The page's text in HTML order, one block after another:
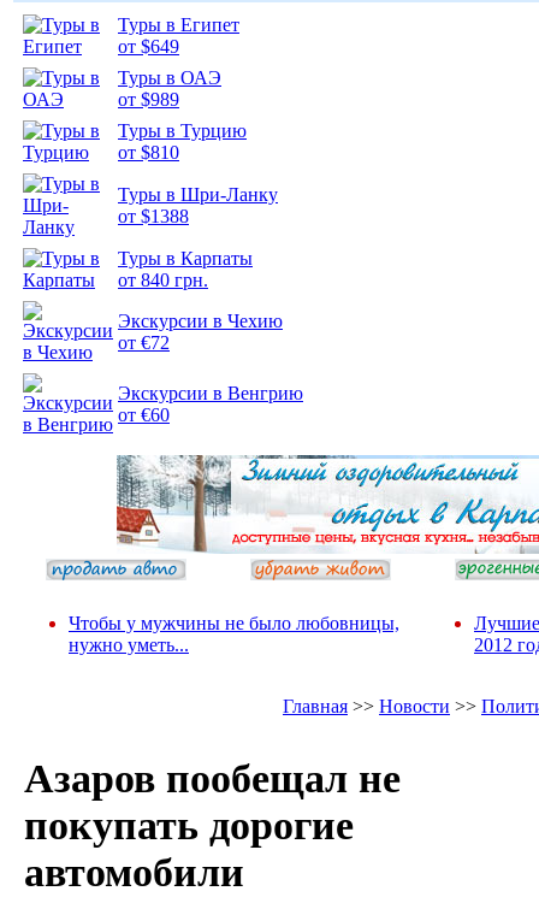
Туры в Египет
от $649
Туры в ОАЭ
от $989
Туры в Турцию
от $810
Туры в Шри-Ланку
от $1388
Туры в Карпаты
от 840 грн.
Экскурсии в Чехию
от €72
Экскурсии в Венгрию
от €60
Чтобы у мужчины не было любовницы,
нужно уметь...
Лучшие
2012
Главная >> Новости >>
Азаров пообещал не
покупать дорогие
автомобили